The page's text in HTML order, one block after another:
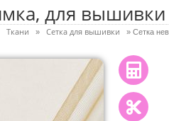
для
Ткани » Сетка для вышивки » Сетка